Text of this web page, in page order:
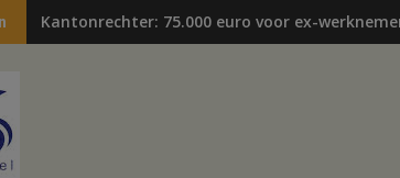
Kantonrechter: 75.000 euro voor ex-